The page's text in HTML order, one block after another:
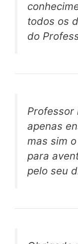
todos os
do
Professor
apenas
mas sim
para
pelo seu